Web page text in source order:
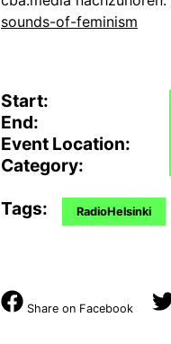
sounds-of-feminism
Start:
End:
Event Location:
Category:
Tags:
RadioHelsinki
Share on Facebook